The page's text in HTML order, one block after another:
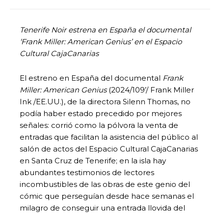
Tenerife Noir estrena en España el documental
‘Frank Miller: American Genius’ en el Espacio
Cultural CajaCanarias
El estreno en España del documental Frank
Miller: American Genius(2024/109’/ Frank Miller
Ink /EE.UU.), de la directora Silenn Thomas, no
podía haber estado precedido por mejores
señales: corrió como la pólvora la venta de
entradas que facilitan la asistencia del público al
salón de actos del Espacio Cultural CajaCanarias
en Santa Cruz de Tenerife; en la isla hay
abundantes testimonios de lectores
incombustibles de las obras de este genio del
cómic que perseguían desde hace semanas el
milagro de conseguir una entrada llovida del